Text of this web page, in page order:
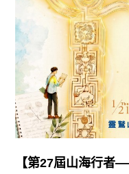
【第27屆山海行者